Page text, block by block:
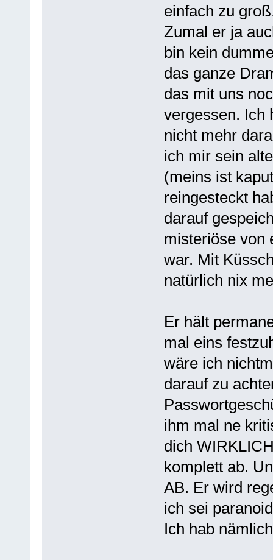
einfach zu
Zumal er ja
bin kein
das ganze
das mit uns
vergessen. Ich
nicht mehr
ich mir sein
(meins ist
reingesteckt
darauf
misteriöse von
war. Mit
natürlich nix
Er hält
mal eins
wäre ich
darauf zu
ihm mal ne
dich
komplett ab.
AB. Er wird
ich sei
Ich hab